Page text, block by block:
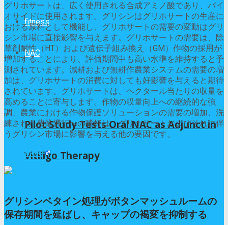
fitness
NAC
Pilot Study Tests Oral NAC as Adjunct in
Vitiligo Therapy
グリホサートは、広く使用される合成アミノ酸であり、バイ
オサイドに使用されます。グリシンはグリホサートの生産に
おける原料として機能し、グリホサートの需要の変動はグリ
シン市場に直接影響を与えます。グリホサートの需要は、除
草剤耐性（HT）および遺伝子組み換え（GM）作物の採用が
増加することにより、評価期間中も高い水準を維持すると予
測されています。減耕および無耕作農業システムの需要の増
加は、グリホサートの消費に対しても好影響を与えると期待
されています。グリホサートは、ヘクタール当たりの収量を
高めることに寄与します。作物の収量向上への継続的な強
調、農業における作物保護ソリューションの需要の増加、洗
練された農業慣行への嗜好は、グリホサートおよびそれに伴
うグリシン市場に影響を与える他の要因です。
Read More
グリシンベタイン処理がボタンマッシュルームの
保存期間を延ばし、キャップの褐変を抑制する